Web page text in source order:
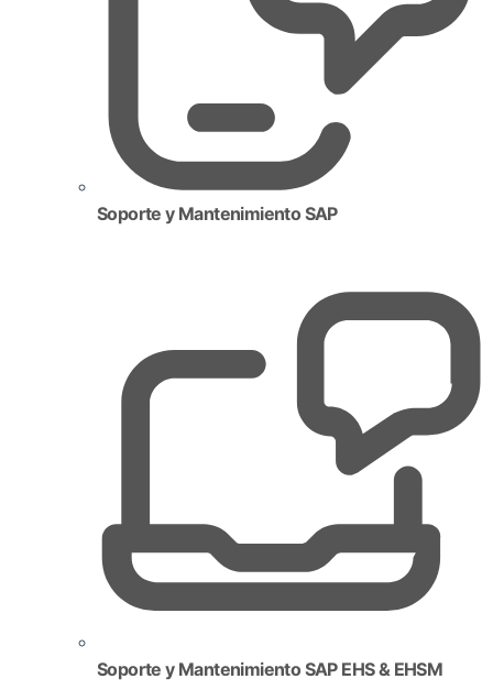
Soporte y Mantenimiento SAP
Soporte y Mantenimiento SAP EHS & EHSM